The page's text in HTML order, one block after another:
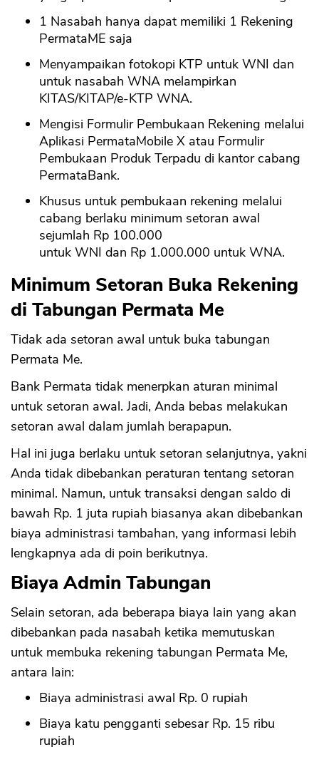
1 Nasabah hanya dapat memiliki 1 Rekening
PermataME saja
Menyampaikan fotokopi KTP untuk WNI dan
untuk nasabah WNA melampirkan
KITAS/KITAP/e-KTP WNA.
Mengisi Formulir Pembukaan Rekening melalui
Aplikasi PermataMobile X atau Formulir
Pembukaan Produk Terpadu di kantor cabang
PermataBank.
Khusus untuk pembukaan rekening melalui
cabang berlaku minimum setoran awal
sejumlah Rp 100.000
untuk WNI dan Rp 1.000.000 untuk WNA.
Minimum Setoran Buka Rekening
di Tabungan Permata Me
Tidak ada setoran awal untuk buka tabungan
Permata Me.
Bank Permata tidak menerpkan aturan minimal
untuk setoran awal. Jadi, Anda bebas melakukan
setoran awal dalam jumlah berapapun.
Hal ini juga berlaku untuk setoran selanjutnya, yakni
Anda tidak dibebankan peraturan tentang setoran
minimal. Namun, untuk transaksi dengan saldo di
bawah Rp. 1 juta rupiah biasanya akan dibebankan
biaya administrasi tambahan, yang informasi lebih
lengkapnya ada di poin berikutnya.
Biaya Admin Tabungan
Selain setoran, ada beberapa biaya lain yang akan
dibebankan pada nasabah ketika memutuskan
untuk membuka rekening tabungan Permata Me,
antara lain:
Biaya administrasi awal Rp. 0 rupiah
Biaya katu pengganti sebesar Rp. 15 ribu
rupiah